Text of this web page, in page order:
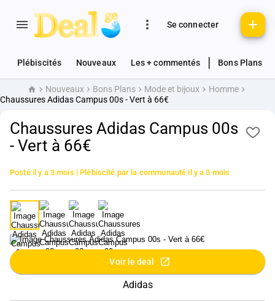
Se connecter
Plébiscités Nouveaux Les + commentés Bons Plans
AccueilNouveaux Bons Plans Mode et bijoux
Homme
Chaussures Adidas Campus 00s - Vert à 66€
Chaussures Adidas Campus 00s
- Vert à 66€
Posté il y a 3 mois | Plébiscité par la communautéil y a 3 mois
Voir le deal
Adidas